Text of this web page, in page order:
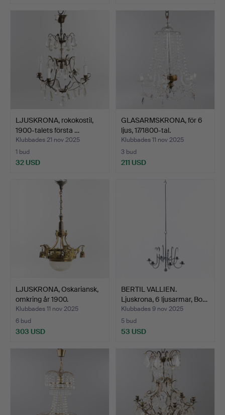
LJUSKRONA, rokokostil,
1900-talets första …
Klubbades 21 nov 2025
1 bud
32 USD
GLASARMSKRONA, för 6
ljus, 17/1800-tal.
Klubbades 11 nov 2025
3 bud
211 USD
LJUSKRONA, Oskariansk,
omkring år 1900.
Klubbades 11 nov 2025
6 bud
303 USD
BERTIL VALLIEN.
Ljuskrona, 6 ljusarmar, Bo…
Klubbades 9 nov 2025
5 bud
53 USD